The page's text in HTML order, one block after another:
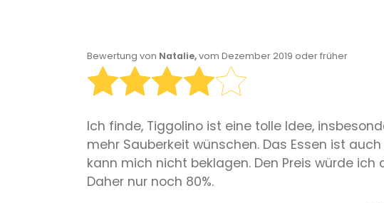
Bewertung von Natalie,vom Dezember 2019 oder früher
Ich finde, Tiggolino ist eine tolle Idee,
mehr Sauberkeit wünschen. Das Essen ist
kann mich nicht beklagen. Den Preis würde
Daher nur noch 80%.